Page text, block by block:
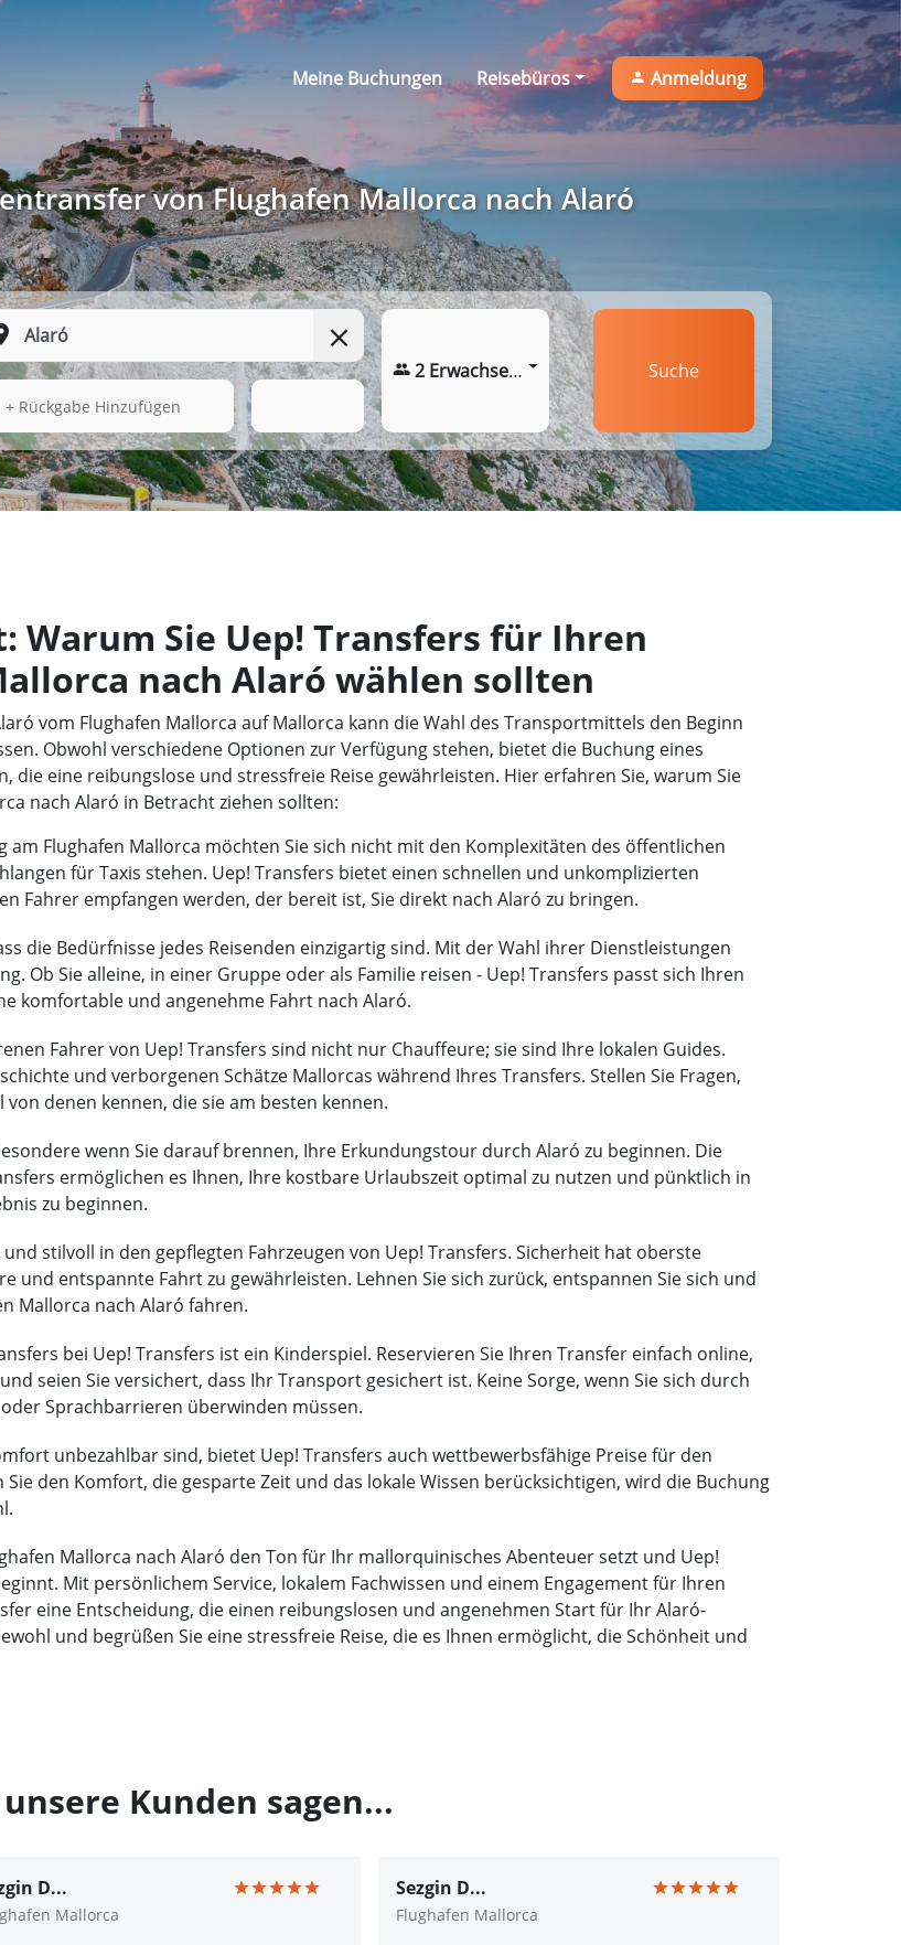
Meine Buchungen Reisebüros Anmeldung
von Flughafen Mallorca nach Alaró
16.08.2026
+ Rückgabe Hinzufügen
2 Erwachsene Suche
Sie Uep! Transfers für Ihren
nach Alaró wählen sollten
vom Flughafen Mallorca auf Mallorca kann die Wahl des Transportmittels den Beginn
Obwohl verschiedene Optionen zur Verfügung stehen, bietet die Buchung eines
die eine reibungslose und stressfreie Reise gewährleisten. Hier erfahren Sie, warum Sie
nach Alaró in Betracht ziehen sollten:
am Flughafen Mallorca möchten Sie sich nicht mit den Komplexitäten des öffentlichen
für Taxis stehen. Uep! Transfers bietet einen schnellen und unkomplizierten
Fahrer empfangen werden, der bereit ist, Sie direkt nach Alaró zu bringen.
die Bedürfnisse jedes Reisenden einzigartig sind. Mit der Wahl ihrer Dienstleistungen
Ob Sie alleine, in einer Gruppe oder als Familie reisen - Uep! Transfers passt sich Ihren
komfortable und angenehme Fahrt nach Alaró.
Fahrer von Uep! Transfers sind nicht nur Chauffeure; sie sind Ihre lokalen Guides.
und verborgenen Schätze Mallorcas während Ihres Transfers. Stellen Sie Fragen,
denen kennen, die sie am besten kennen.
wenn Sie darauf brennen, Ihre Erkundungstour durch Alaró zu beginnen. Die
ermöglichen es Ihnen, Ihre kostbare Urlaubszeit optimal zu nutzen und pünktlich in
zu beginnen.
stilvoll in den gepflegten Fahrzeugen von Uep! Transfers. Sicherheit hat oberste
und entspannte Fahrt zu gewährleisten. Lehnen Sie sich zurück, entspannen Sie sich und
Mallorca nach Alaró fahren.
bei Uep! Transfers ist ein Kinderspiel. Reservieren Sie Ihren Transfer einfach online,
seien Sie versichert, dass Ihr Transport gesichert ist. Keine Sorge, wenn Sie sich durch
Sprachbarrieren überwinden müssen.
unbezahlbar sind, bietet Uep! Transfers auch wettbewerbsfähige Preise für den
den Komfort, die gesparte Zeit und das lokale Wissen berücksichtigen, wird die Buchung
Mallorca nach Alaró den Ton für Ihr mallorquinisches Abenteuer setzt und Uep!
Mit persönlichem Service, lokalem Fachwissen und einem Engagement für Ihren
eine Entscheidung, die einen reibungslosen und angenehmen Start für Ihr Alaró-
und begrüßen Sie eine stressfreie Reise, die es Ihnen ermöglicht, die Schönheit und
Kunden sagen...
D...
Mallorca
Sezgin D...
Flughafen Mallorca